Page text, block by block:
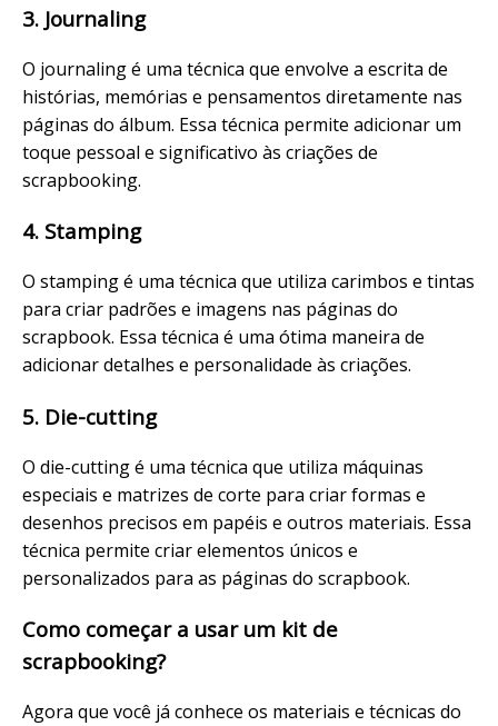
3. Journaling
O journaling é uma técnica que envolve a escrita de
histórias, memórias e pensamentos diretamente nas
páginas do álbum. Essa técnica permite adicionar um
toque pessoal e significativo às criações de
scrapbooking.
4. Stamping
O stamping é uma técnica que utiliza carimbos e tintas
para criar padrões e imagens nas páginas do
scrapbook. Essa técnica é uma ótima maneira de
adicionar detalhes e personalidade às criações.
5. Die-cutting
O die-cutting é uma técnica que utiliza máquinas
especiais e matrizes de corte para criar formas e
desenhos precisos em papéis e outros materiais. Essa
técnica permite criar elementos únicos e
personalizados para as páginas do scrapbook.
Como começar a usar um kit de
scrapbooking?
Agora que você já conhece os materiais e técnicas do